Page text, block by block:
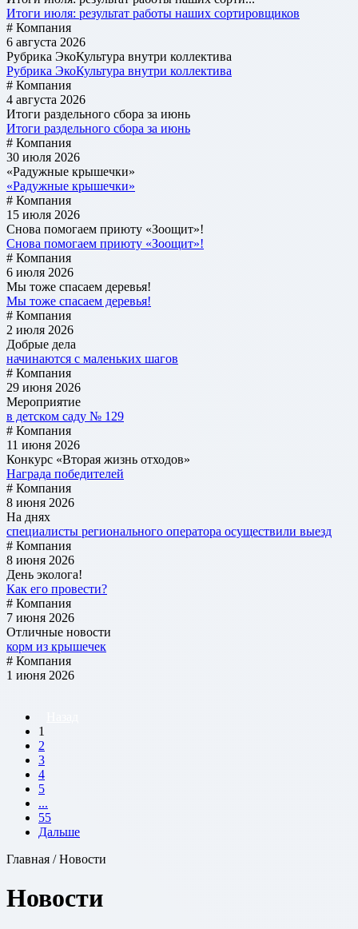
Итоги июля: результат работы наших сортировщиков
# Компания
6 августа 2026
Рубрика ЭкоКультура внутри коллектива
Рубрика ЭкоКультура внутри коллектива
# Компания
4 августа 2026
Итоги раздельного сбора за июнь
Итоги раздельного сбора за июнь
# Компания
30 июля 2026
«Радужные крышечки»
«Радужные крышечки»
# Компания
15 июля 2026
Снова помогаем приюту «Зоощит»!
Снова помогаем приюту «Зоощит»!
# Компания
6 июля 2026
Мы тоже спасаем деревья!
Мы тоже спасаем деревья!
# Компания
2 июля 2026
Добрые дела
начинаются с маленьких шагов
# Компания
29 июня 2026
Мероприятие
в детском саду № 129
# Компания
11 июня 2026
Конкурс «Вторая жизнь отходов»
Награда победителей
# Компания
8 июня 2026
На днях
специалисты регионального оператора осуществили выезд
# Компания
8 июня 2026
День эколога!
Как его провести?
# Компания
7 июня 2026
Отличные новости
корм из крышечек
# Компания
1 июня 2026
1
2
3
4
5
...
55
Дальше
Главная / Новости
Новости